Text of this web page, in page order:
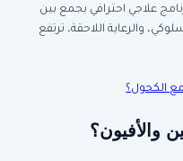
علاجي احترافي يجمع بين
والرعاية اللاحقة، ترتفع
الكحول؟
والأفيون؟